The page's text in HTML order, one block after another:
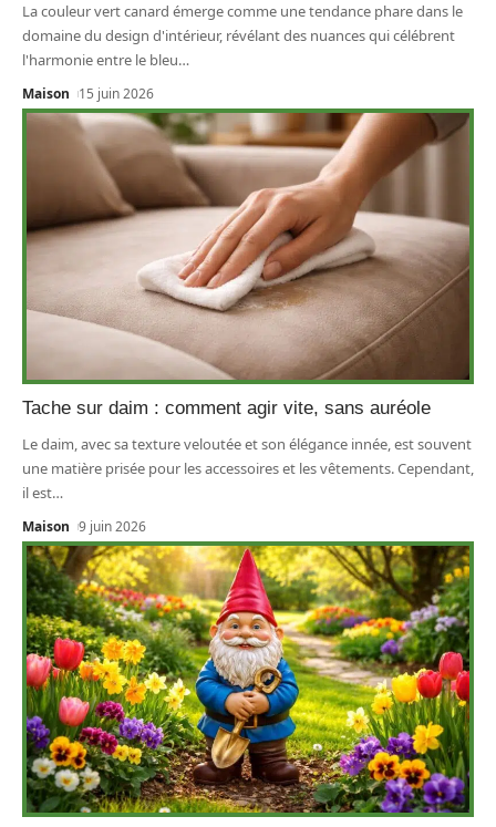
La couleur vert canard émerge comme une tendance phare dans le
domaine du design d'intérieur, révélant des nuances qui célébrent
l'harmonie entre le bleu…
Maison 15 juin 2026
Tache sur daim : comment agir vite, sans auréole
Le daim, avec sa texture veloutée et son élégance innée, est souvent
une matière prisée pour les accessoires et les vêtements. Cependant,
il est…
Maison 9 juin 2026